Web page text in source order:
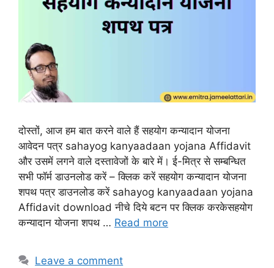
दोस्तों, आज हम बात करने वाले हैं सहयोग कन्यादान योजना
आवेदन पत्र sahayog kanyaadaan yojana Affidavit
और उसमें लगने वाले दस्तावेजों के बारे में। ई-मित्र से सम्बन्धित
सभी फॉर्म डाउनलोड करें – क्लिक करें सहयोग कन्यादान योजना
शपथ पत्र डाउनलोड करें sahayog kanyaadaan yojana
Affidavit download नीचे दिये बटन पर क्लिक करकेसहयोग
कन्यादान योजना शपथ … Read more
Leave a comment